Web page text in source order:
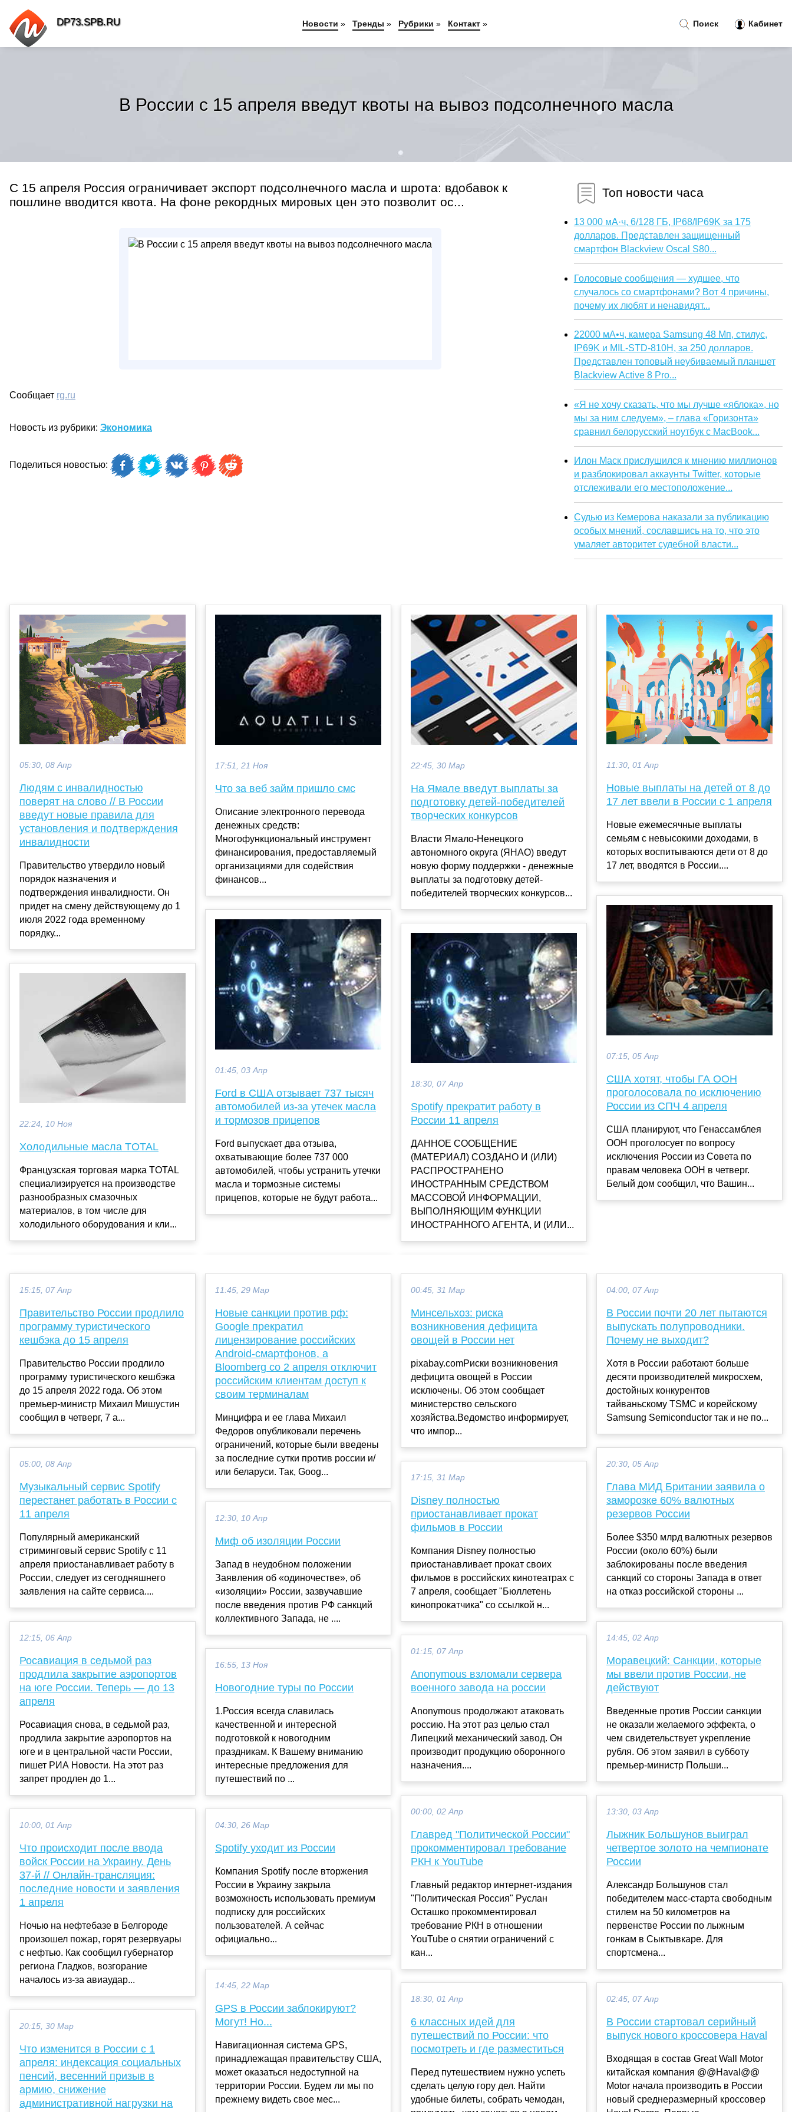
В России с 15 апреля введут квоты на вывоз подсолнечного масла
С 15 апреля Россия ограничивает экспорт подсолнечного масла и шрота: вдобавок к
пошлине вводится квота. На фоне рекордных мировых цен это позволит ос...
Сообщает rg.ru
Новость из рубрики: Экономика
Поделиться новостью:
Топ новости часа
13 000 мА·ч, 6/128 ГБ, IP68/IP69K за 175
долларов. Представлен защищенный
смартфон Blackview Oscal S80...
Голосовые сообщения — худшее, что
случалось со смартфонами? Вот 4 причины,
почему их любят и ненавидят...
22000 мА•ч, камера Samsung 48 Мп, стилус,
IP69K и MIL-STD-810H, за 250 долларов.
Представлен топовый неубиваемый планшет
Blackview Active 8 Pro...
«Я не хочу сказать, что мы лучше «яблока», но
мы за ним следуем», – глава «Горизонта»
сравнил белорусский ноутбук с MacBook...
Илон Маск прислушился к мнению миллионов
и разблокировал аккаунты Twitter, которые
отслеживали его местоположение...
Судью из Кемерова наказали за публикацию
особых мнений, сославшись на то, что это
умаляет авторитет судебной власти...
05:30, 08 Апр
Людям с инвалидностью
поверят на слово // В России
введут новые правила для
установления и подтверждения
инвалидности
Правительство утвердило новый
порядок назначения и
подтверждения инвалидности. Он
придет на смену действующему до 1
июля 2022 года временному
порядку...
22:24, 10 Ноя
Холодильные масла TOTAL
Французская торговая марка TOTAL
специализируется на производстве
разнообразных смазочных
материалов, в том числе для
холодильного оборудования и кли...
17:51, 21 Ноя
Что за веб займ пришло смс
Описание электронного перевода
денежных средств:
Многофункциональный инструмент
финансирования, предоставляемый
организациями для содействия
финансов...
01:45, 03 Апр
Ford в США отзывает 737 тысяч
автомобилей из-за утечек масла
и тормозов прицепов
Ford выпускает два отзыва,
охватывающие более 737 000
автомобилей, чтобы устранить утечки
масла и тормозные системы
прицепов, которые не будут работа...
22:45, 30 Мар
На Ямале введут выплаты за
подготовку детей-победителей
творческих конкурсов
Власти Ямало-Ненецкого
автономного округа (ЯНАО) введут
новую форму поддержки - денежные
выплаты за подготовку детей-
победителей творческих конкурсов...
18:30, 07 Апр
Spotify прекратит работу в
России 11 апреля
ДАННОЕ СООБЩЕНИЕ
(МАТЕРИАЛ) СОЗДАНО И (ИЛИ)
РАСПРОСТРАНЕНО
ИНОСТРАННЫМ СРЕДСТВОМ
МАССОВОЙ ИНФОРМАЦИИ,
ВЫПОЛНЯЮЩИМ ФУНКЦИИ
ИНОСТРАННОГО АГЕНТА, И (ИЛИ...
11:30, 01 Апр
Новые выплаты на детей от 8 до
17 лет ввели в России с 1 апреля
Новые ежемесячные выплаты
семьям с невысокими доходами, в
которых воспитываются дети от 8 до
17 лет, вводятся в России....
07:15, 05 Апр
США хотят, чтобы ГА ООН
проголосовала по исключению
России из СПЧ 4 апреля
США планируют, что Генассамблея
ООН проголосует по вопросу
исключения России из Совета по
правам человека ООН в четверг.
Белый дом сообщил, что Вашин...
15:15, 07 Апр
Правительство России продлило
программу туристического
кешбэка до 15 апреля
Правительство России продлило
программу туристического кешбэка
до 15 апреля 2022 года. Об этом
премьер-министр Михаил Мишустин
сообщил в четверг, 7 а...
05:00, 08 Апр
Музыкальный сервис Spotify
перестанет работать в России с
11 апреля
Популярный американский
стриминговый сервис Spotify с 11
апреля приостанавливает работу в
России, следует из сегодняшнего
заявления на сайте сервиса....
12:15, 06 Апр
Росавиация в седьмой раз
продлила закрытие аэропортов
на юге России. Теперь — до 13
апреля
Росавиация снова, в седьмой раз,
продлила закрытие аэропортов на
юге и в центральной части России,
пишет РИА Новости. На этот раз
запрет продлен до 1...
10:00, 01 Апр
Что происходит после ввода
войск России на Украину. День
37-й // Онлайн-трансляция:
последние новости и заявления
1 апреля
Ночью на нефтебазе в Белгороде
произошел пожар, горят резервуары
с нефтью. Как сообщил губернатор
региона Гладков, возгорание
началось из-за авиаудар...
20:15, 30 Мар
Что изменится в России с 1
апреля: индексация социальных
пенсий, весенний призыв в
армию, снижение
административной нагрузки на
11:45, 29 Мар
Новые санкции против рф:
Google прекратил
лицензирование российских
Android-смартфонов, а
Bloomberg со 2 апреля отключит
российским клиентам доступ к
своим терминалам
Минцифра и ее глава Михаил
Федоров опубликовали перечень
ограничений, которые были введены
за последние сутки против россии и/
или беларуси. Так, Goog...
12:30, 10 Апр
Миф об изоляции России
Запад в неудобном положении
Заявления об «одиночестве», об
«изоляции» России, зазвучавшие
после введения против РФ санкций
коллективного Запада, не ....
16:55, 13 Ноя
Новогодние туры по России
1.Россия всегда славилась
качественной и интересной
подготовкой к новогодним
праздникам. К Вашему вниманию
интересные предложения для
путешествий по ...
04:30, 26 Мар
Spotify уходит из России
Компания Spotify после вторжения
России в Украину закрыла
возможность использовать премиум
подписку для российских
пользователей. А сейчас
официально...
14:45, 22 Мар
GPS в России заблокируют?
Могут! Но...
Навигационная система GPS,
принадлежащая правительству США,
может оказаться недоступной на
территории России. Будем ли мы по
прежнему видеть свое мес...
00:45, 31 Мар
Минсельхоз: риска
возникновения дефицита
овощей в России нет
pixabay.comРиски возникновения
дефицита овощей в России
исключены. Об этом сообщает
министерство сельского
хозяйства.Ведомство информирует,
что импор...
17:15, 31 Мар
Disney полностью
приостанавливает прокат
фильмов в России
Компания Disney полностью
приостанавливает прокат своих
фильмов в российских кинотеатрах с
7 апреля, сообщает "Бюллетень
кинопрокатчика" со ссылкой н...
01:15, 07 Апр
Anonymous взломали сервера
военного завода на россии
Anonymous продолжают атаковать
россию. На этот раз целью стал
Липецкий механический завод. Он
производит продукцию оборонного
назначения....
00:00, 02 Апр
Главред "Политической России"
прокомментировал требование
РКН к YouTube
Главный редактор интернет-издания
"Политическая Россия" Руслан
Осташко прокомментировал
требование РКН в отношении
YouTube о снятии ограничений с
кан...
18:30, 01 Апр
6 классных идей для
путешествий по России: что
посмотреть и где разместиться
Перед путешествием нужно успеть
сделать целую гору дел. Найти
удобные билеты, собрать чемодан,
04:00, 07 Апр
В России почти 20 лет пытаются
выпускать полупроводники.
Почему не выходит?
Хотя в России работают больше
десяти производителей микросхем,
достойных конкурентов
тайваньскому TSMC и корейскому
Samsung Semiconductor так и не по...
20:30, 05 Апр
Глава МИД Британии заявила о
заморозке 60% валютных
резервов России
Более $350 млрд валютных резервов
России (около 60%) были
заблокированы после введения
санкций со стороны Запада в ответ
на отказ российской стороны ...
14:45, 02 Апр
Моравецкий: Санкции, которые
мы ввели против России, не
действуют
Введенные против России санкции
не оказали желаемого эффекта, о
чем свидетельствует укрепление
рубля. Об этом заявил в субботу
премьер-министр Польши...
13:30, 03 Апр
Лыжник Большунов выиграл
четвертое золото на чемпионате
России
Александр Большунов стал
победителем масс-старта свободным
стилем на 50 километров на
первенстве России по лыжным
гонкам в Сыктывкаре. Для
спортсмена...
02:45, 07 Апр
В России стартовал серийный
выпуск нового кроссовера Haval
Входящая в состав Great Wall Motor
китайская компания @@Haval@@
Motor начала производить в России
новый среднеразмерный кроссовер
Поиск Кабинет
DP73.SPB.RU Новости » Тренды » Рубрики » Контакт »